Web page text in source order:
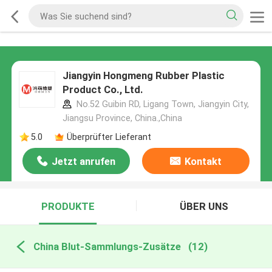
Jiangyin Hongmeng Rubber Plastic
Product Co., Ltd.
No.52 Guibin RD, Ligang Town, Jiangyin City,
Jiangsu Province, China.,China
5.0
Überprüfter Lieferant
Jetzt anrufen Kontakt
PRODUKTE ÜBER UNS
China Blut-Sammlungs-Zusätze (12)